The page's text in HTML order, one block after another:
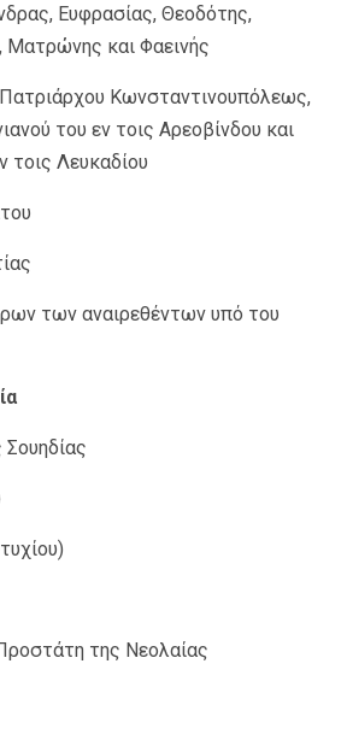
Ευφρασίας, Θεοδότης,
Ματρώνης και Φαεινής
Κωνσταντινουπόλεως,
του εν τοις Αρεοβίνδου και
Λευκαδίου
των αναιρεθέντων υπό του
Σουηδίας
της Νεολαίας